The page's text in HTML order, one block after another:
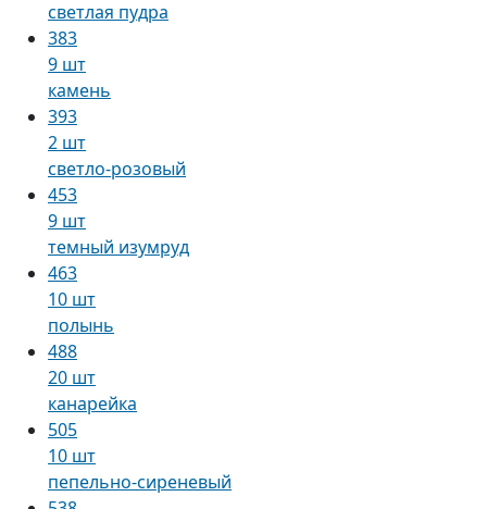
светлая пудра
383
9 шт
камень
393
2 шт
светло-розовый
453
9 шт
темный изумруд
463
10 шт
полынь
488
20 шт
канарейка
505
10 шт
пепельно-сиреневый